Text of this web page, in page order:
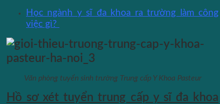
Học ngành y sĩ đa khoa ra trường làm công
việc gì?
Văn phòng tuyển sinh trường Trung cấp Y Khoa Pasteur
Hồ sơ xét tuyển trung cấp y sĩ đa khoa